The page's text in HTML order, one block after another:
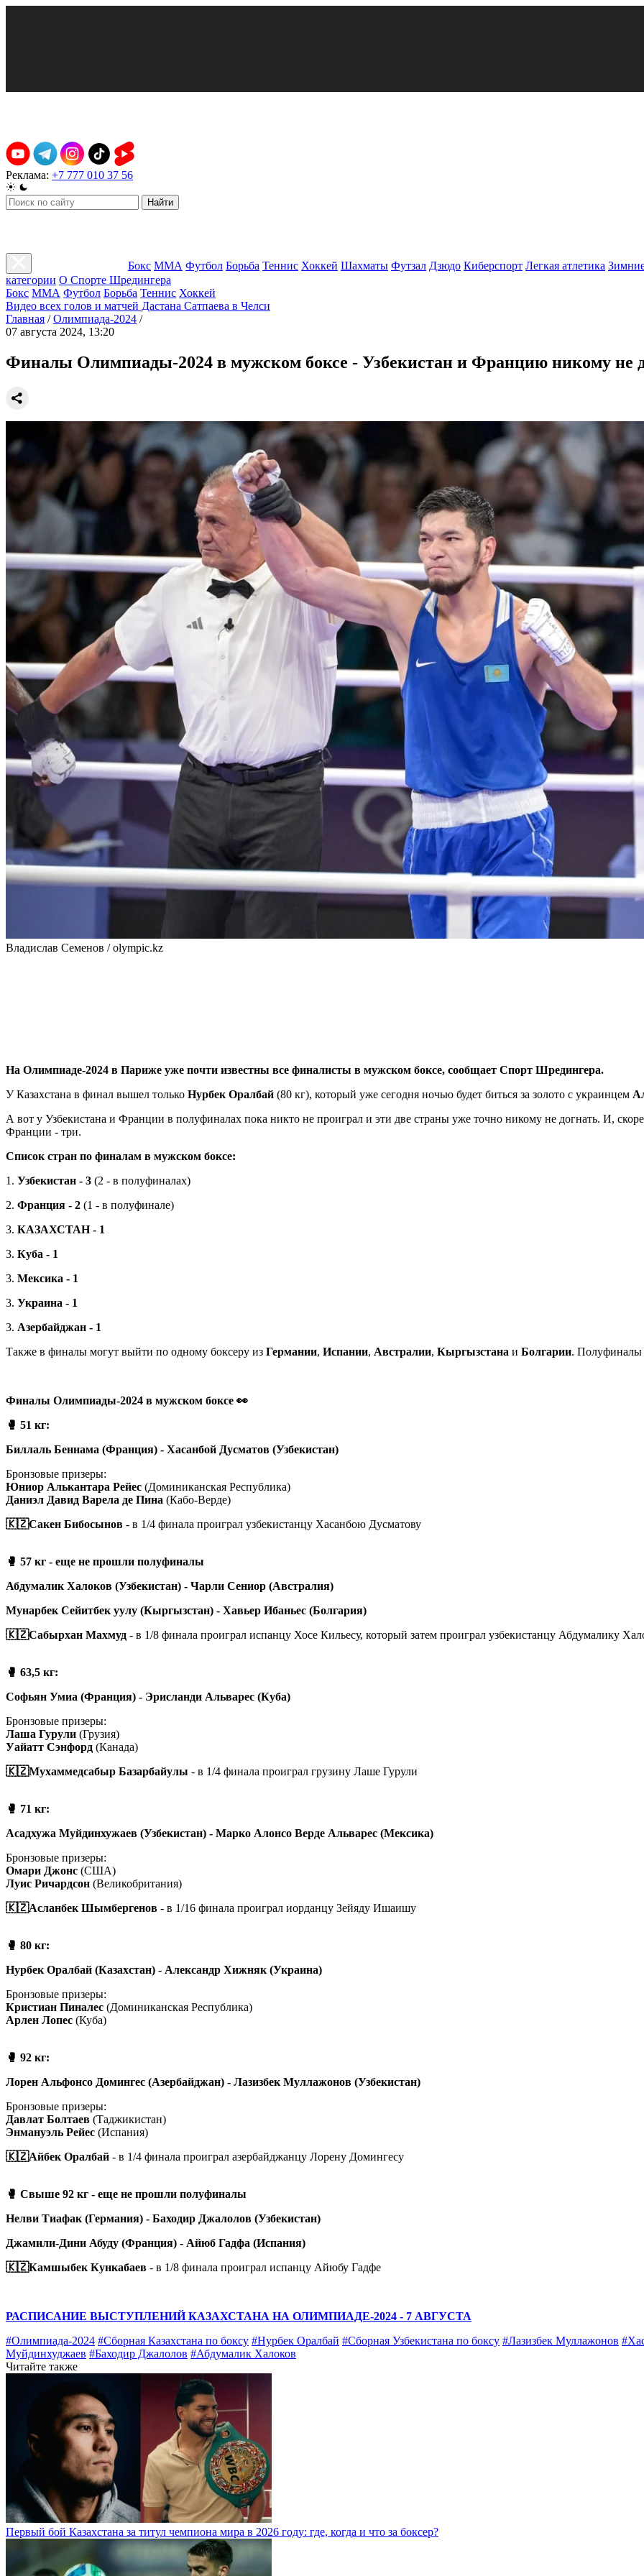
Реклама: +7 777 010 37 56
Найти
Бокс ММА Футбол Борьба Теннис Хоккей Шахматы Футзал Дзюдо Киберспорт Легкая атлетика
категории О Спорте Шредингера
Бокс ММА Футбол Борьба Теннис Хоккей
Видео всех голов и матчей Дастана Сатпаева в Челси
Главная / Олимпиада-2024 /
07 августа 2024, 13:20
Финалы Олимпиады-2024 в мужском боксе - Узбекистан и Францию никому не
Владислав Семенов / olympic.kz
На Олимпиаде-2024 в Париже уже почти известны все финалисты в мужском боксе, сообщает Спорт Шредингера.
У Казахстана в финал вышел только Нурбек Оралбай (80 кг), который уже сегодня ночью будет биться за золото с украинцем
А вот у Узбекистана и Франции в полуфиналах пока никто не проиграл и эти две страны уже точно никому не догнать. И,
Франции - три.
Список стран по финалам в мужском боксе:
1. Узбекистан - 3 (2 - в полуфиналах)
2. Франция - 2 (1 - в полуфинале)
3. КАЗАХСТАН - 1
3. Куба - 1
3. Мексика - 1
3. Украина - 1
3. Азербайджан - 1
Также в финалы могут выйти по одному боксеру из Германии, Испании, Австралии, Кыргызстана и Болгарии. Полуфиналы
Финалы Олимпиады-2024 в мужском боксе 👀
🥊 51 кг:
Биллаль Беннама (Франция) - Хасанбой Дусматов (Узбекистан)
Бронзовые призеры:
Юниор Алькантара Рейес (Доминиканская Республика)
Даниэл Давид Варела де Пина (Кабо-Верде)
🇰🇿Сакен Бибосынов - в 1/4 финала проиграл узбекистанцу Хасанбою Дусматову
🥊 57 кг - еще не прошли полуфиналы
Абдумалик Халоков (Узбекистан) - Чарли Сениор (Австралия)
Мунарбек Сейитбек уулу (Кыргызстан) - Хавьер Ибаньес (Болгария)
🇰🇿Сабырхан Махмуд - в 1/8 финала проиграл испанцу Хосе Кильесу, который затем проиграл узбекистанцу Абдумалику
🥊 63,5 кг:
Софьян Умиа (Франция) - Эрисланди Альварес (Куба)
Бронзовые призеры:
Лаша Гурули (Грузия)
Уайатт Сэнфорд (Канада)
🇰🇿Мухаммедсабыр Базарбайулы - в 1/4 финала проиграл грузину Лаше Гурули
🥊 71 кг:
Асадхужа Муйдинхужаев (Узбекистан) - Марко Алонсо Верде Альварес (Мексика)
Бронзовые призеры:
Омари Джонс (США)
Луис Ричардсон (Великобритания)
🇰🇿Асланбек Шымбергенов - в 1/16 финала проиграл иорданцу Зейяду Ишаишу
🥊 80 кг:
Нурбек Оралбай (Казахстан) - Александр Хижняк (Украина)
Бронзовые призеры:
Кристиан Пиналес (Доминиканская Республика)
Арлен Лопес (Куба)
🥊 92 кг:
Лорен Альфонсо Домингес (Азербайджан) - Лазизбек Муллажонов (Узбекистан)
Бронзовые призеры:
Давлат Болтаев (Таджикистан)
Энмануэль Рейес (Испания)
🇰🇿Айбек Оралбай - в 1/4 финала проиграл азербайджанцу Лорену Домингесу
🥊 Свыше 92 кг - еще не прошли полуфиналы
Нелви Тиафак (Германия) - Баходир Джалолов (Узбекистан)
Джамили-Дини Абуду (Франция) - Айюб Гадфа (Испания)
🇰🇿Камшыбек Кункабаев - в 1/8 финала проиграл испанцу Айюбу Гадфе
РАСПИСАНИЕ ВЫСТУПЛЕНИЙ КАЗАХСТАНА НА ОЛИМПИАДЕ-2024 - 7 АВГУСТА
#Олимпиада-2024 #Сборная Казахстана по боксу #Нурбек Оралбай #Сборная Узбекистана по боксу #Лазизбек Муллажонов
Муйдинхуджаев #Баходир Джалолов #Абдумалик Халоков
Читайте также
Первый бой Казахстана за титул чемпиона мира в 2026 году: где, когда и что за боксер?